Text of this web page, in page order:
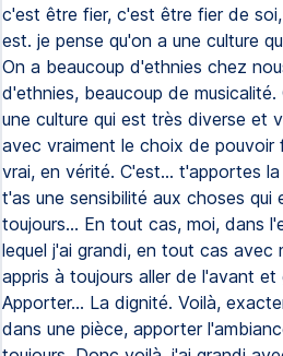
c'est être fier, c'est être fier de
est. je pense qu'on a une culture
On a beaucoup d'ethnies chez
d'ethnies, beaucoup de
une culture qui est très diverse et
avec vraiment le choix de pouvoir
vrai, en vérité. C'est... t'apportes
t'as une sensibilité aux choses
toujours... En tout cas, moi, dans
lequel j'ai grandi, en tout cas avec
appris à toujours aller de l'avant et
Apporter... La dignité. Voilà,
dans une pièce, apporter